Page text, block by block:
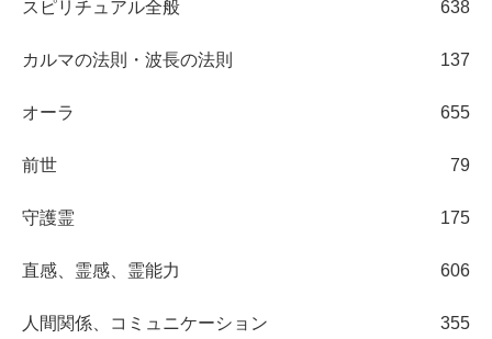
スピリチュアル全般 638
カルマの法則・波長の法則 137
オーラ 655
前世 79
守護霊 175
直感、霊感、霊能力 606
人間関係、コミュニケーション 355